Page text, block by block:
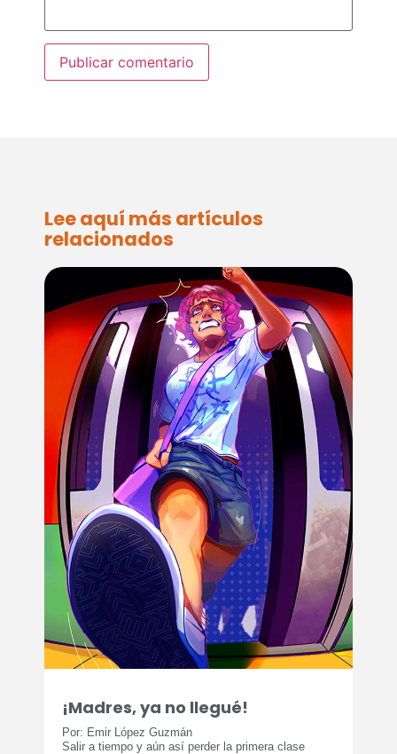
Lee aquí más artículos
relacionados
¡Madres, ya no llegué!
Por: Emir López Guzmán
Salir a tiempo y aún así perder la primera clase